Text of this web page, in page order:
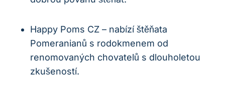
Happy Poms CZ⁣ – nabízí štěňata‍
Pomeranianů s⁣ rodokmenem od
renomovaných chovatelů ​s dlouholetou
‍zkušeností.